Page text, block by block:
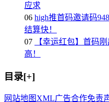
应求
06 high推首码邀请码
结算快！
07
【幸运红包】首码
高！
目录[+]
网站地图 XML广告合作免责